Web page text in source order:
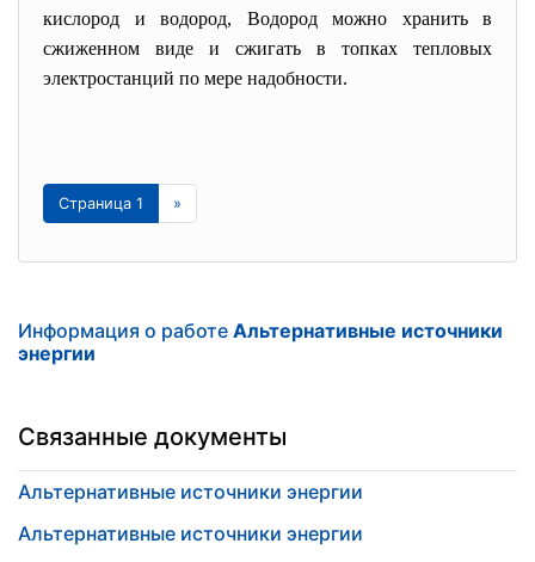
кислород и водород, Водород можно хранить в
сжиженном виде и сжигать в топках тепловых
электростанций по мере надобности.
Страница 1 »
Информация о работе Альтернативные источники
энергии
Связанные документы
Альтернативные источники энергии
Альтернативные источники энергии